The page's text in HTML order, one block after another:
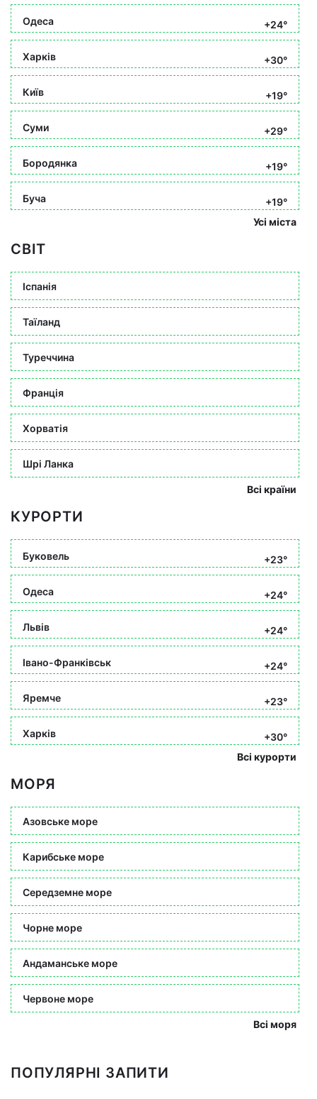
Одеса +24°
Харків +30°
Київ +19°
Суми +29°
Бородянка +19°
Буча
+19°
Усі міста
СВІТ
Іспанія
Таїланд
Туреччина
Франція
Хорватія
Шрі Ланка
Всі країни
КУРОРТИ
Буковель +23°
Одеса +24°
Львів +24°
Івано-Франківськ +24°
Яремче +23°
Харків
+30°
Всі курорти
МОРЯ
Азовське море
Карибське море
Середземне море
Чорне море
Андаманське море
Червоне море
Всі моря
ПОПУЛЯРНІ ЗАПИТИ